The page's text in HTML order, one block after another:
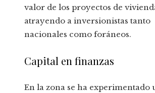
valor de los proyectos de
atrayendo a inversionistas tanto
nacionales como foráneos.
Capital en finanzas
En la zona se ha experimentado